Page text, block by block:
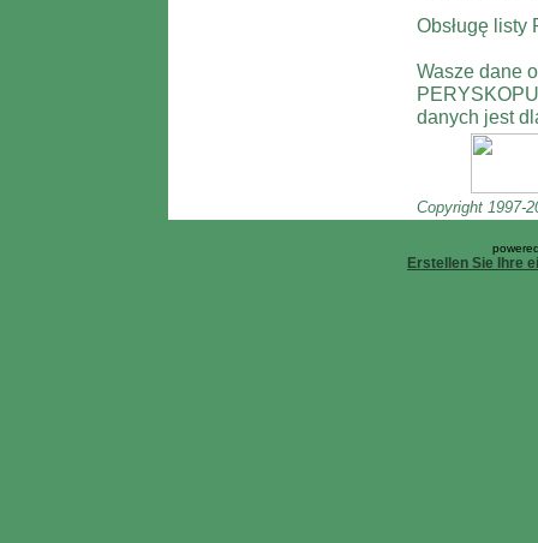
Obsługę listy
Wasze dane
danych jest
Copyright 1997-
Erstellen Sie Ihre